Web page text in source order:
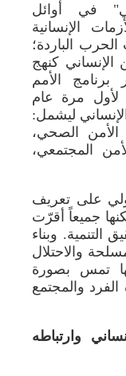
في أوائل
الإنسانية
الباردة؛
كنهج
الأمم
لأول مرة عام
الإنساني ليشمل:
الأمن الصحي،
المجتمعي،
على تعريف
جميعاً أقرّت
التنمية. وبناء
والاحتلال
تمس بصورة
والمجتمع
وارتباطه